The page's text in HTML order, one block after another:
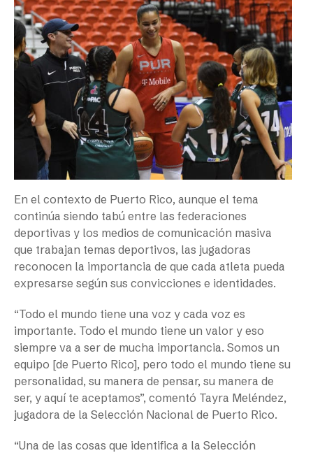
En el contexto de Puerto Rico, aunque el tema
continúa siendo tabú entre las federaciones
deportivas y los medios de comunicación masiva
que trabajan temas deportivos, las jugadoras
reconocen la importancia de que cada atleta pueda
expresarse según sus convicciones e identidades.
“Todo el mundo tiene una voz y cada voz es
importante. Todo el mundo tiene un valor y eso
siempre va a ser de mucha importancia. Somos un
equipo [de Puerto Rico], pero todo el mundo tiene su
personalidad, su manera de pensar, su manera de
ser, y aquí te aceptamos”, comentó Tayra Meléndez,
jugadora de la Selección Nacional de Puerto Rico.
“Una de las cosas que identifica a la Selección